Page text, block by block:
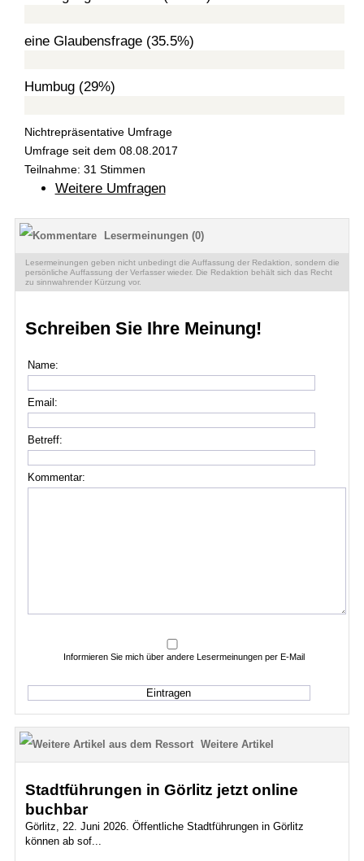
eine Glaubensfrage (35.5%)
Humbug (29%)
Nichtrepräsentative Umfrage
Umfrage seit dem 08.08.2017
Teilnahme: 31 Stimmen
Weitere Umfragen
Lesermeinungen (0)
Lesermeinungen geben nicht unbedingt die Auffassung der Redaktion, sondern die
persönliche Auffassung der Verfasser wieder. Die Redaktion behält sich das Recht
zu sinnwahrender Kürzung vor.
Schreiben Sie Ihre Meinung!
Name:
Email:
Betreff:
Kommentar:
Informieren Sie mich über andere Lesermeinungen per E-Mail
Weitere Artikel
Stadtführungen in Görlitz jetzt online
buchbar
Görlitz, 22. Juni 2026. Öffentliche Stadtführungen in Görlitz
können ab sof...